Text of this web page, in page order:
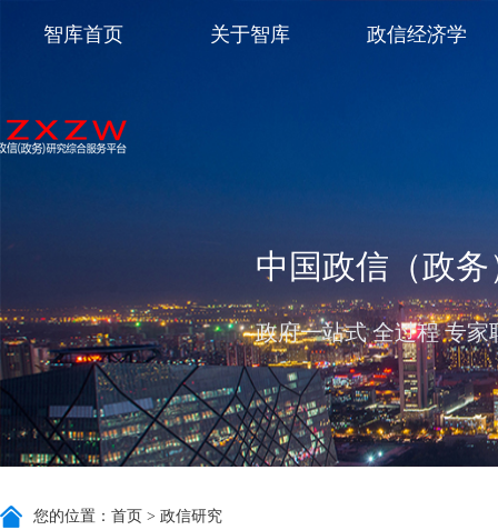
中国政信（政
政府一站式 全过程 专
智库首页 关于智库 政信经济学
您的位置： 首页 > 政信研究